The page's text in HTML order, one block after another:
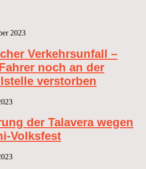
2023
Verkehrsunfall –
noch an der
verstorben
der Talavera wegen
Volksfest